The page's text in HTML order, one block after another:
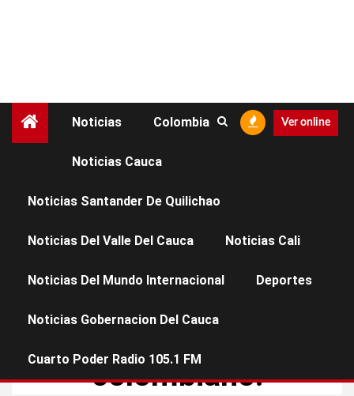
Noticias Colombia
Noticias Cauca
Noticias Santander De Quilichao
Noticias Del Valle Del Cauca Noticias Cali
Noticias Del Mundo Internacional Deportes
Noticias Gobernacion Del Cauca
Cuarto Poder Radio 105.1 FM
Ver online
desarrollo estratégico
colombiano!